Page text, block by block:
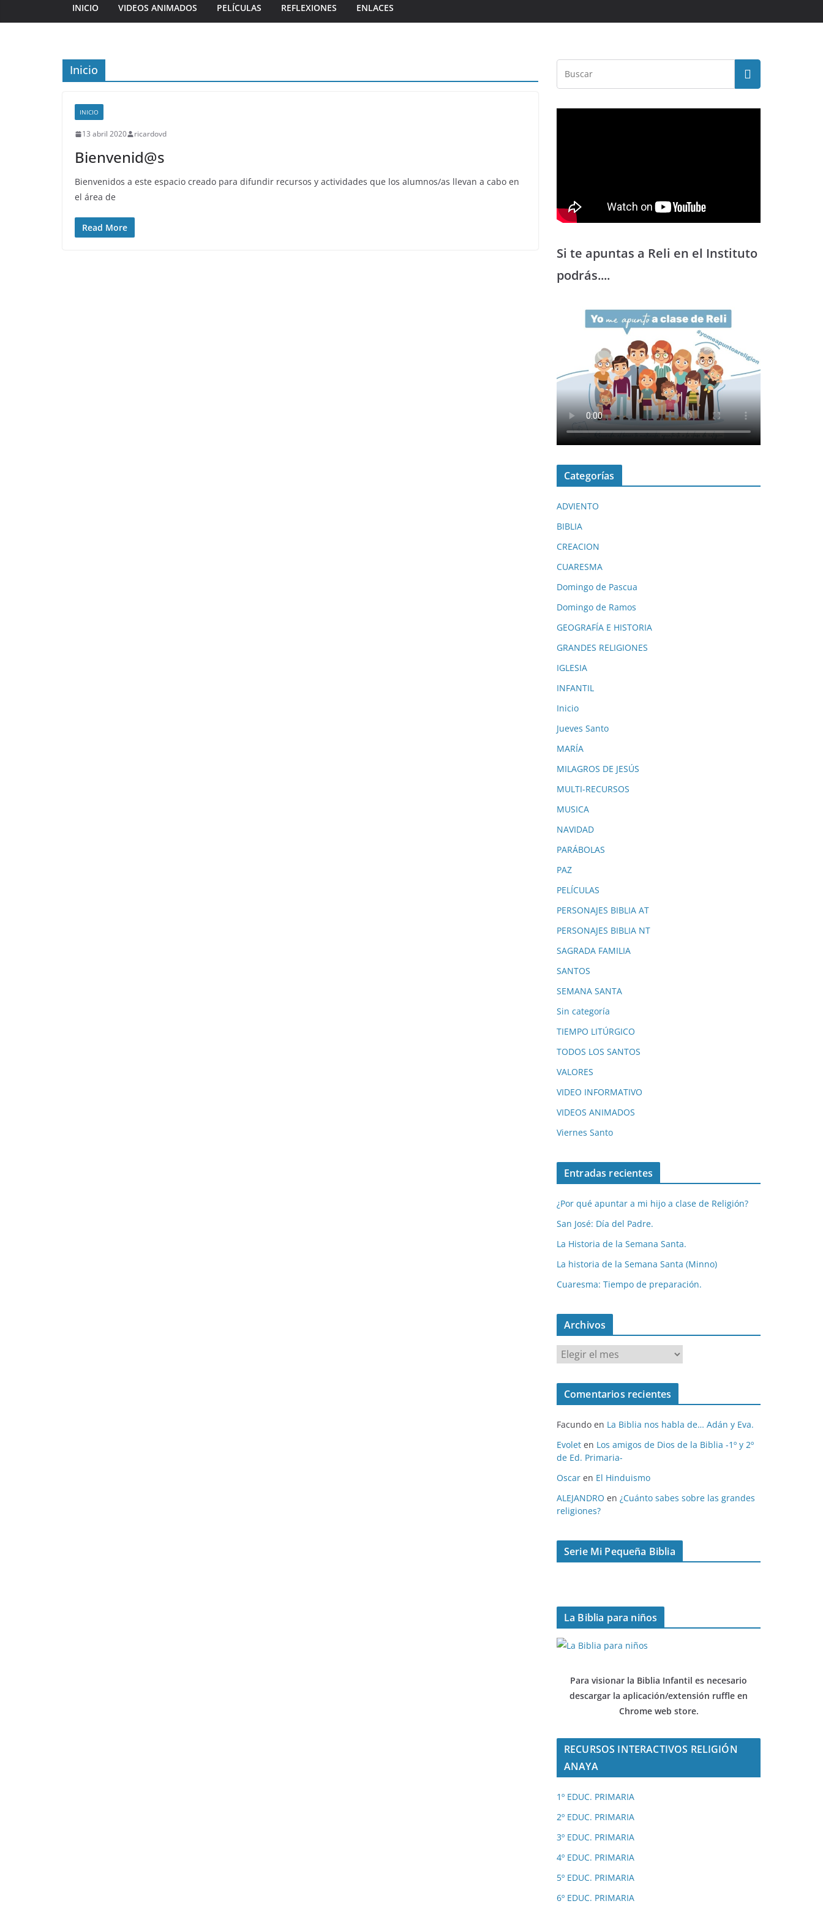
INICIO VIDEOS ANIMADOS PELÍCULAS REFLEXIONES ENLACES
Inicio
INICIO
13 abril 2020 ricardovd
Bienvenid@s
Bienvenidos a este espacio creado para difundir recursos y actividades que los alumnos/as llevan a cabo en
el área de
Read More
Si te apuntas a Reli en el Instituto
podrás....
Categorías
ADVIENTO
BIBLIA
CREACION
CUARESMA
Domingo de Pascua
Domingo de Ramos
GEOGRAFÍA E HISTORIA
GRANDES RELIGIONES
IGLESIA
INFANTIL
Inicio
Jueves Santo
MARÍA
MILAGROS DE JESÚS
MULTI-RECURSOS
MUSICA
NAVIDAD
PARÁBOLAS
PAZ
PELÍCULAS
PERSONAJES BIBLIA AT
PERSONAJES BIBLIA NT
SAGRADA FAMILIA
SANTOS
SEMANA SANTA
Sin categoría
TIEMPO LITÚRGICO
TODOS LOS SANTOS
VALORES
VIDEO INFORMATIVO
VIDEOS ANIMADOS
Viernes Santo
Entradas recientes
¿Por qué apuntar a mi hijo a clase de Religión?
San José: Día del Padre.
La Historia de la Semana Santa.
La historia de la Semana Santa (Minno)
Cuaresma: Tiempo de preparación.
Archivos
c
v
o
s
Comentarios recientes
Facundo en La Biblia nos habla de… Adán y Eva.
Evolet en Los amigos de Dios de la Biblia -1º y 2º
de Ed. Primaria-
Oscar en El Hinduismo
ALEJANDRO en ¿Cuánto sabes sobre las grandes
religiones?
Serie Mi Pequeña Biblia
La Biblia para niños
Para visionar la Biblia Infantil es necesario
descargar la aplicación/extensión ruffle en
Chrome web store.
RECURSOS INTERACTIVOS RELIGIÓN
ANAYA
1º EDUC. PRIMARIA
2º EDUC. PRIMARIA
3º EDUC. PRIMARIA
4º EDUC. PRIMARIA
5º EDUC. PRIMARIA
6º EDUC. PRIMARIA